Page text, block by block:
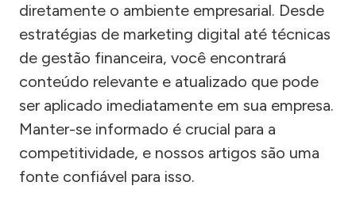
diretamente o ambiente empresarial. Desde
estratégias de marketing digital até técnicas
de gestão financeira, você encontrará
conteúdo relevante e atualizado que pode
ser aplicado imediatamente em sua empresa.
Manter-se informado é crucial para a
competitividade, e nossos artigos são uma
fonte confiável para isso.